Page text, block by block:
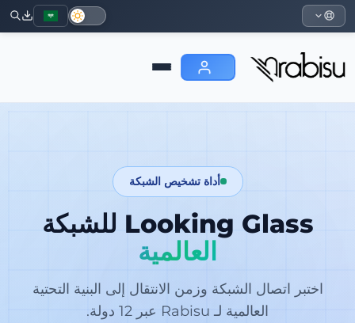
أداة تشخيص الشبكة
Looking Glass للشبكة
العالمية
اختبر اتصال الشبكة وزمن الانتقال إلى البنية التحتية
العالمية لـ Rabisu عبر 12 دولة.